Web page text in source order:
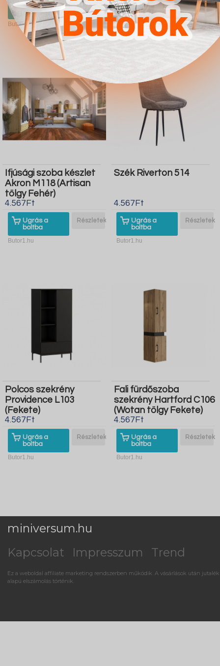
Ugrás a
boltba
Részletek
Butor1.hu
Ugrás a
boltba
Részletek
Butor1.hu
Ifjúsági szoba készlet
Akron M118 (Artisan
tölgy Fehér)
4.567Ft
Ugrás a
boltba
Részletek
Butor1.hu
Szék Riverton 514
4.567Ft
Ugrás a
boltba
Részletek
Butor1.hu
Polcos szekrény
Providence L103
(Fekete)
4.567Ft
Ugrás a
boltba
Részletek
Butor1.hu
Fali fürdőszoba
szekrény Hartford C106
(Wotan tölgy Fekete)
4.567Ft
Ugrás a
boltba
Részletek
Butor1.hu
miniversum.hu
Kapcsolat
Impresszum Trend
Ez a weboldal affiliate marketing rendszerben működik. A vásárlások után jutalék
alapú elszámolás történik.